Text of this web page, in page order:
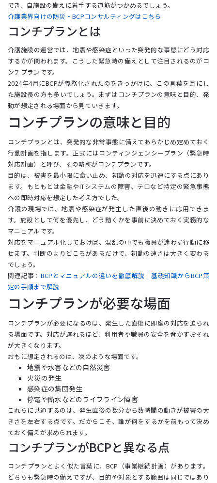
でき、自施設の備えに着手する道筋がつかめるでしょう。
介護業界向けの防災・BCPコンサルティングはこちら
コンチプランとは
介護施設の運営では、地震や感染症といった突発的な事態にどう対応
するかが問われます。こうした緊急時の備えとして注目されるのがコ
ンチプランです。
2024年4月にBCPが義務化されたのをきっかけに、この言葉を耳にし
た施設長の方も多いでしょう。まずはコンチプランの意味と目的、発
動が想定される場面から見ていきます。
コンチプランの意味と目的
コンチプランとは、突発的な非常事態に備えてあらかじめ定めておく
行動計画を指します。正式にはコンティンジェンシープラン（緊急時
対応計画）と呼び、その略称がコンチプランです。
目的は、被害を最小限に食い止め、初動の対応を迅速にする点にあり
ます。もともとは金融やITシステムの障害、テロなど特定の緊急事態
への即時対応を想定した考え方でした。
介護の現場では、地震や感染症が発生した直後の動きに応用できま
す。施設として何を優先し、どう動くかを事前に決めておく実務的な
マニュアルです。
対応をマニュアル化しておけば、混乱の中でも職員が迷わず行動に移
せます。判断のよりどころがあるだけで、初動の速さは大きく変わる
でしょう。
関連記事： BCPとマニュアルの違いを徹底解説｜基礎知識からBCP策
定の手順まで解説
コンチプランが必要な場面
コンチプランが必要になるのは、発生した直後に即座の対応を迫られ
る場面です。対応が遅れるほど、利用者や職員の安全を脅かすおそれ
が大きくなります。
おもに想定されるのは、次のような場面です。
地震や水害などの自然災害
火災の発生
感染症の集団発生
停電や断水などのライフライン障害
これらに共通するのは、発生直後の数分から数時間の動きが被害の大
きさを左右する点です。だからこそ、誰が何をするかを前もって決め
ておく備えが求められます。
コンチプランがBCPと異なる点
コンチプランとよく似た言葉に、BCP（事業継続計画）があります。
どちらも緊急時の備えですが、目的や対象とする範囲は同じではあり